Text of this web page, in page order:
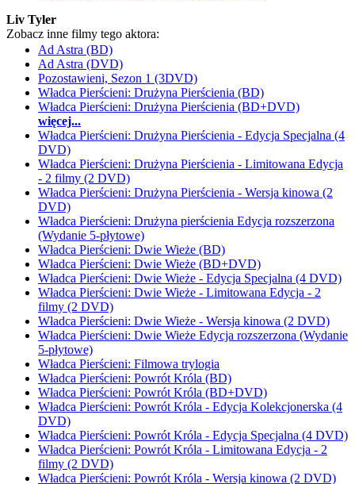
Liv Tyler
Zobacz inne filmy tego aktora:
Ad Astra (BD)
Ad Astra (DVD)
Pozostawieni, Sezon 1 (3DVD)
Władca Pierścieni: Drużyna Pierścienia (BD)
Władca Pierścieni: Drużyna Pierścienia (BD+DVD)
więcej...
Władca Pierścieni: Drużyna Pierścienia - Edycja Specjalna (4
DVD)
Władca Pierścieni: Drużyna Pierścienia - Limitowana Edycja
- 2 filmy (2 DVD)
Władca Pierścieni: Drużyna Pierścienia - Wersja kinowa (2
DVD)
Władca Pierścieni: Drużyna pierścienia Edycja rozszerzona
(Wydanie 5-płytowe)
Władca Pierścieni: Dwie Wieże (BD)
Władca Pierścieni: Dwie Wieże (BD+DVD)
Władca Pierścieni: Dwie Wieże - Edycja Specjalna (4 DVD)
Władca Pierścieni: Dwie Wieże - Limitowana Edycja - 2
filmy (2 DVD)
Władca Pierścieni: Dwie Wieże - Wersja kinowa (2 DVD)
Władca Pierścieni: Dwie Wieże Edycja rozszerzona (Wydanie
5-płytowe)
Władca Pierścieni: Filmowa trylogia
Władca Pierścieni: Powrót Króla (BD)
Władca Pierścieni: Powrót Króla (BD+DVD)
Władca Pierścieni: Powrót Króla - Edycja Kolekcjonerska (4
DVD)
Władca Pierścieni: Powrót Króla - Edycja Specjalna (4 DVD)
Władca Pierścieni: Powrót Króla - Limitowana Edycja - 2
filmy (2 DVD)
Władca Pierścieni: Powrót Króla - Wersja kinowa (2 DVD)